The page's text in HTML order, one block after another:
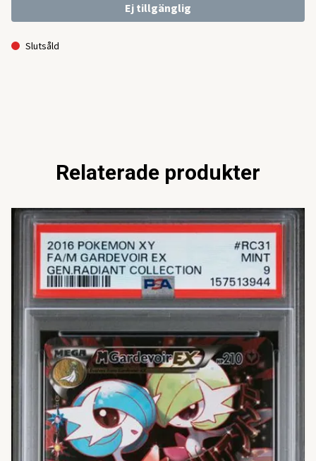
Ej tillgänglig
Slutsåld
Relaterade produkter